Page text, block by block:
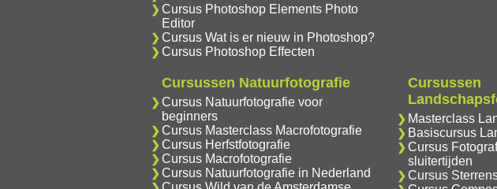
Cursus Photoshop Elements Photo
Editor
Cursus Wat is er nieuw in Photoshop?
Cursus Photoshop Effecten
Cursussen Natuurfotografie
Cursus Natuurfotografie voor
beginners
Cursus Masterclass Macrofotografie
Cursus Herfstfotografie
Cursus Macrofotografie
Cursus Natuurfotografie in Nederland
Cursussen
Masterclass
Basiscursus
Cursus
sluitertijden
Cursus